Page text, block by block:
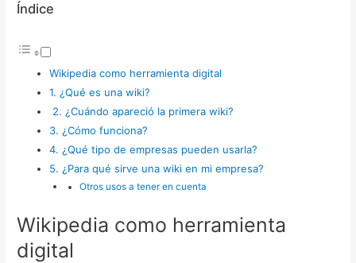
Índice
Wikipedia como herramienta digital
1. ¿Qué es una wiki?
2. ¿Cuándo apareció la primera wiki?
3. ¿Cómo funciona?
4. ¿Qué tipo de empresas pueden usarla?
5. ¿Para qué sirve una wiki en mi empresa?
Otros usos a tener en cuenta
Wikipedia como herramienta
digital